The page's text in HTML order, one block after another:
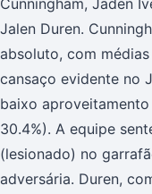
Cunningham, Jaden
Jalen Duren.
absoluto, com
cansaço evidente no
baixo
30.4%). A equipe
(lesionado) no
adversária. Duren,